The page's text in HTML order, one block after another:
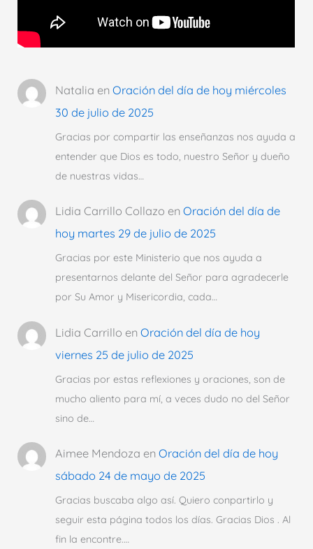
Natalia en Oración del día de hoy miércoles
30 de julio de 2025
Gracias por compartir las enseñanzas nos ayuda a
entender que Dios es todo, nuestro Señor y dueño
de nuestras vidas…
Lidia Carrillo Collazo en Oración del día de
hoy martes 29 de julio de 2025
Gracias por este Ministerio que nos ayuda a
presentarnos delante del Señor para agradecerle
por Su Amor y Misericordia, cada…
Lidia Carrillo en Oración del día de hoy
viernes 25 de julio de 2025
Gracias por estas reflexiones y oraciones, son de
mucho aliento para mí, a veces dudo no del Señor
sino de…
Aimee Mendoza en Oración del día de hoy
sábado 24 de mayo de 2025
Gracias buscaba algo así. Quiero conpartirlo y
seguir esta página todos los días. Gracias Dios . Al
fin la encontre.…